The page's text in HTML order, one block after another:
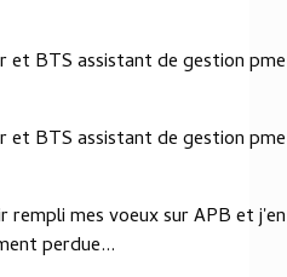
et BTS assistant de gestion pme
et BTS assistant de gestion pme
rempli mes voeux sur APB et j'en
perdue...